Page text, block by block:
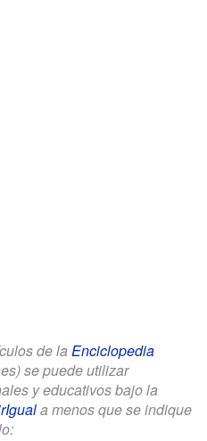
de la Enciclopedia
se puede utilizar
y educativos bajo la
a menos que se indique